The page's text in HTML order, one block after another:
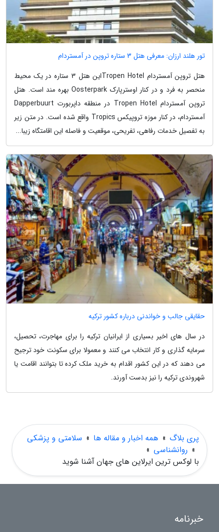
تور هلند ارزان: معرفی هتل 3 ستاره تروپن در آمستردام
هتل تروپن آمستردام Tropen Hotelاین هتل 3 ستاره در یک محیط
منحصر به فرد و در کنار اوسترپارک Oosterpark بهره مند است. هتل
تروپن آمستردام Tropen Hotel در منطقه داپربورت Dapperbuurt
آمستردام، در کنار موزه تروپیکس Tropics واقع شده است. در متن زیر
به تفصیل خدمات رفاهی، تفریحی، موقعیت و فاصله این اقامتگاه زیبا...
حقایقی جالب و خواندنی درباره کشور ترکیه
در سال های اخیر بسیاری از ایرانیان ترکیه را برای مهاجرت، تحصیل،
سرمایه گذاری و کار انتخاب می کنند و معمولا برای سکونت خود ترجیح
می دهند که در این کشور اقدام به خرید ملک کرده تا بتوانند اقامت یا
شهروندی ترکیه را نیز بدست آورند.
پری بلاگ » همه اخبار و مقاله ها » سلامتی و پزشکی
» روانشناسی »
با لوکس ترین ایرلاین های جهان آشنا شوید
خبرنامه